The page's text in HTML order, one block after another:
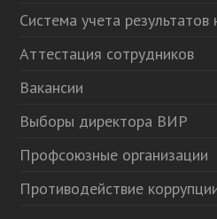
Система учета
Аттестация сотрудников
Вакансии
Выборы директора ВИР
Профсоюзные организации
Противодействие